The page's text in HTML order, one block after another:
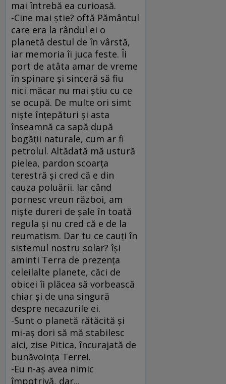
mai întrebă ea curioasă.
-Cine mai ştie? oftă Pământul
care era la rândul ei o
planetă destul de în vârstă,
iar memoria îi juca feste. Îi
port de atâta amar de vreme
în spinare şi sinceră să fiu
nici măcar nu mai ştiu cu ce
se ocupă. De multe ori simt
nişte înţepături şi asta
înseamnă ca sapă după
bogăţii naturale, cum ar fi
petrolul. Altădată mă ustură
pielea, pardon scoarţa
terestră şi cred că e din
cauza poluării. Iar când
pornesc vreun război, am
nişte dureri de şale în toată
regula şi nu cred că e de la
reumatism. Dar tu ce cauţi în
sistemul nostru solar? îşi
aminti Terra de prezenţa
celeilalte planete, căci de
obicei îi plăcea să vorbească
chiar şi de una singură
despre necazurile ei.
-Sunt o planetă rătăcită şi
mi-aş dori să mă stabilesc
aici, zise Pitica, încurajată de
bunăvoinţa Terrei.
-Eu n-aş avea nimic
împotrivă, dar...